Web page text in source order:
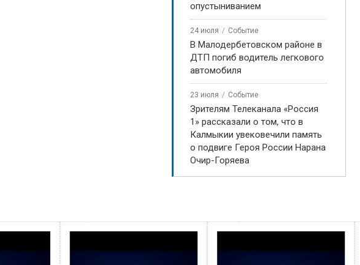
опустыниванием
24 июля Событие
В Малодербетовском районе в
ДТП погиб водитель легкового
автомобиля
23 июля Событие
Зрителям Телеканала «Россия
1» рассказали о том, что в
Калмыкии увековечили память
о подвиге Героя России Нарана
Очир-Горяева